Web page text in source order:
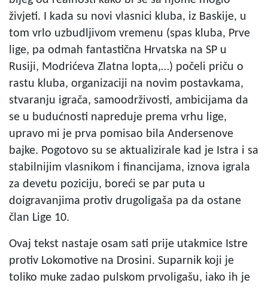
živjeti. I kada su novi vlasnici kluba, iz Baskije, u
tom vrlo uzbudljivom vremenu (spas kluba, Prve
lige, pa odmah fantastična Hrvatska na SP u
Rusiji, Modrićeva Zlatna lopta,…) počeli priču o
rastu kluba, organizaciji na novim postavkama,
stvaranju igrača, samoodrživosti, ambicijama da
se u budućnosti napreduje prema vrhu lige,
upravo mi je prva pomisao bila Andersenove
bajke. Pogotovo su se aktualizirale kad je Istra i sa
stabilnijim vlasnikom i financijama, iznova igrala
za devetu poziciju, boreći se par puta u
doigravanjima protiv drugoligaša pa da ostane
član Lige 10.
Ovaj tekst nastaje osam sati prije utakmice Istre
protiv Lokomotive na Drosini. Suparnik koji je
toliko muke zadao pulskom prvoligašu, iako ih je